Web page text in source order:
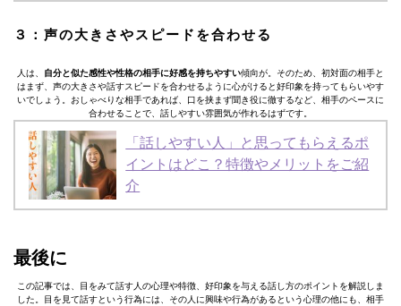
３：声の大きさやスピードを合わせる
人は、 自分と似た感性や性格の相手に好感を持ちやすい傾向が。そのため、初対面の相手と
はまず、声の大きさや話すスピードを合わせるように心がけると好印象を持ってもらいやす
いでしょう。おしゃべりな相手であれば、口を挟まず聞き役に徹するなど、相手のペースに
合わせることで、話しやすい雰囲気が作れるはずです。
「話しやすい人」と思ってもらえるポ
イントはどこ？特徴やメリットをご紹
介
最後に
この記事では、目をみて話す人の心理や特徴、好印象を与える話し方のポイントを解説しま
した。目を見て話すという行為には、その人に興味や行為があるという心理の他にも、相手